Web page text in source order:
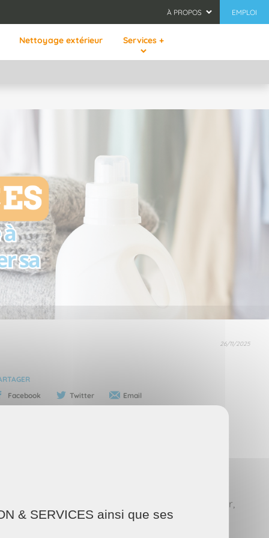
À PROPOS EMPLOI
Nettoyage extérieur Services +
26/11/2025
Facebook
Twitter Email
à gérer. Même lorsqu’il n’est
confiant l’entretien de son logement à un
ne devient plus une contrainte à surveiller,
& SERVICES ainsi que ses